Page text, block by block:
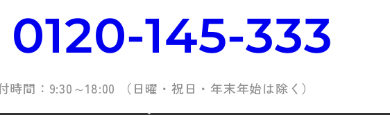
0120-145-333
時間：9:30～18:00 （日曜・祝日・年末年始は除く）